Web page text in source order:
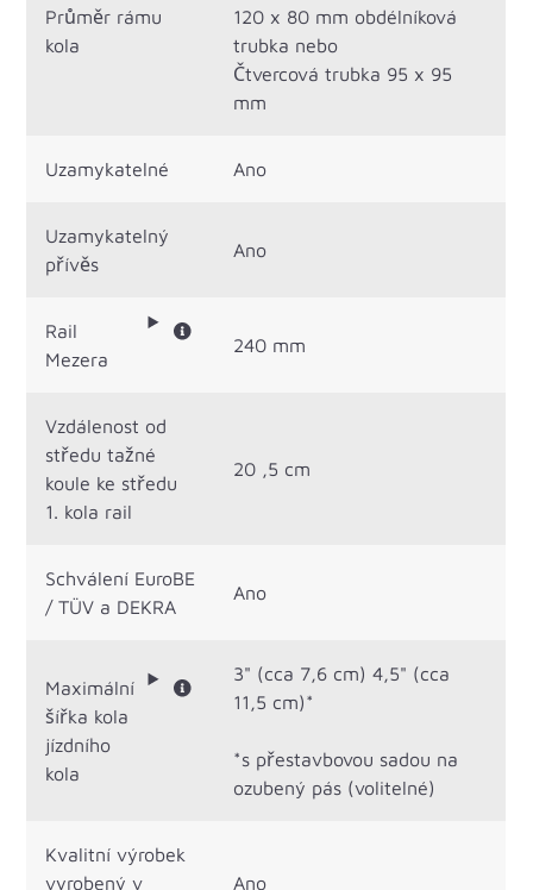
Průměr rámu
kola
120 x 80 mm obdélníková
trubka nebo
Čtvercová trubka 95 x 95
mm
Uzamykatelné Ano
Uzamykatelný
přívěs
Ano
Rail
Mezera
240 mm
Vzdálenost od
středu tažné
koule ke středu
1. kola rail
20 ,5 cm
Schválení EuroBE
/ TÜV a DEKRA
Ano
Maximální
šířka kola
jízdního
kola
3" (cca 7,6 cm) 4,5" (cca
11,5 cm)*
*s přestavbovou sadou na
ozubený pás (volitelné)
Kvalitní výrobek
vyrobený v
Ano